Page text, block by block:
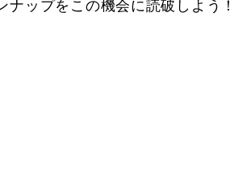
ナップをこの機会に読破しよう！